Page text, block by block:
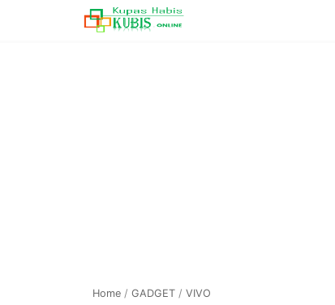
Home / GADGET / VIVO